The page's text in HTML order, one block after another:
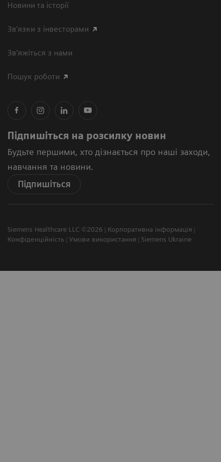
Новини та історії
Зв'язки з інвесторами
Зв’яжіться з нами
Пошук роботи
Підпишіться на розсилку новин
Будьте першими, хто дізнається про наші заходи,
навчання та новини.
Підпишіться
Siemens Healthcare LLC ©2026
Корпоративна інформація
Конфіденційність
Умови використання Siemens Ukraine